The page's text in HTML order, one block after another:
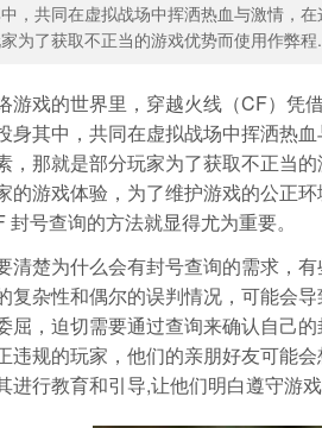
，共同在虚拟战场中挥洒热血与激情，
为了获取不正当的游戏优势而使用作弊程
游戏的世界里，穿越火线（CF）凭
身其中，共同在虚拟战场中挥洒热
，那就是部分玩家为了获取不正当
的游戏体验，为了维护游戏的公正
封号查询的方法就显得尤为重要。
清楚为什么会有封号查询的需求，
复杂性和偶尔的误判情况，可能会
屈，迫切需要通过查询来确认自己
违规的玩家，他们的亲朋好友可能
进行教育和引导,让他们明白遵守游戏